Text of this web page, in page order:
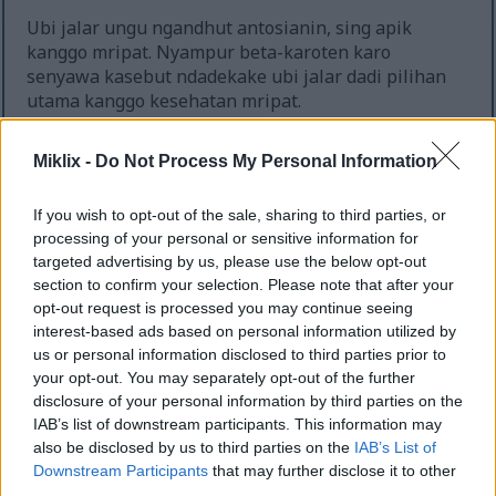
Miklix - Do Not Process My Personal Information
If you wish to opt-out of the sale, sharing to third parties, or
processing of your personal or sensitive information for
targeted advertising by us, please use the below opt-out
section to confirm your selection. Please note that after your
opt-out request is processed you may continue seeing
interest-based ads based on personal information utilized by
us or personal information disclosed to third parties prior to
your opt-out. You may separately opt-out of the further
disclosure of your personal information by third parties on the
IAB’s list of downstream participants. This information may
also be disclosed by us to third parties on the IAB’s List of
Downstream Participants that may further disclose it to other
Ubi jalar ungu ngandhut antosianin, sing apik
kanggo mripat. Nyampur beta-karoten karo
senyawa kasebut ndadekake ubi jalar dadi pilihan
utama kanggo kesehatan mripat.
Close-up saka kentang manis seger karo bagean
irisan nuduhake interior oranye sugih.
Klik utawa tutul gambar kanggo informasi luwih
lengkap lan resolusi sing luwih dhuwur.